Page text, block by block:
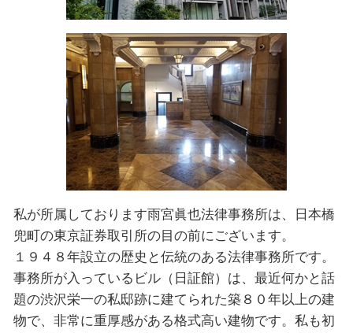
私が所属しております雨宮眞也法律事務所は、日本橋
兜町の東京証券取引所の目の前にございます。
１９４８年設⽴の歴史と伝統のある法律事務所です。
事務所が入っているビル（日証館）は、最近何かと話
題の渋沢栄一の私邸跡に建てられた築８０年以上の建
物で、非常に重厚感がある格式高い建物です。私も初